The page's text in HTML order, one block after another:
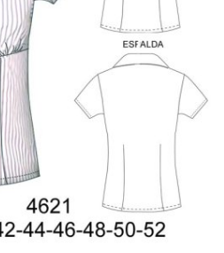
accumark ,
pdf , Moldes
Gerber ,
Graduaciones,
Digitalización
accumark,
Moldes en
pdf, Moldes
Accumark
Gerber,
Santiago-
Chile.